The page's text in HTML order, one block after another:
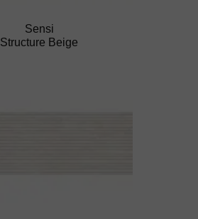
Sensi
Structure Beige